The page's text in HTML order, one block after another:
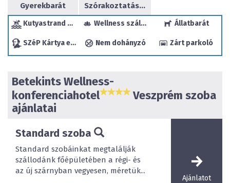
helyszínek, valamint medencék, szaunák, gyereksarok.
Veszprém első wellness szállodájában és a királynék
városában ezer élmény várja!
Gyerekbarát Szórakoztatás/sport
Kutyastrand a közelben Wellness szálloda Állatbarát
SZéP Kártya elfogadóhely Nem dohányzó Zárt parkoló
Betekints Wellness-
konferenciahotel
Veszprém szoba
ajánlatai
Standard szoba
Standard szobáinkat megtalálják
szállodánk főépületében a régi- és
az új szárnyban vegyesen, méretük...
Ajánlatot